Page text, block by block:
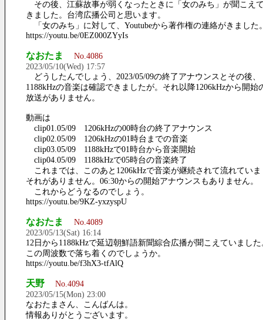
その後、江蘇故事が弱くなったときに「女のみち」が聞こえ
きました。台湾広播公司と思います。
「女のみち」に対して、Youtubeから著作権の連絡がきました
https://youtu.be/0EZ000ZYyIs
なおたま
No.4086
2023/05/10(Wed) 17:57
どうしたんでしょう、2023/05/09の終了アナウンスとその後、
1188kHzの音楽は確認できましたが。それ以降1206kHzから開始
放送がありません。
動画は
clip01.05/09 1206kHzの00時台の終了アナウンス
clip02.05/09 1206kHzの01時台までの音楽
clip03.05/09 1188kHzで01時台から音楽開始
clip04.05/09 1188kHzで05時台の音楽終了
これまでは、このあと1206kHzで音楽が継続されて流れていま
それがありません。06:30からの開始アナウンスもありません。
これからどうなるのでしょう。
https://youtu.be/9KZ-yxzyspU
なおたま
No.4089
2023/05/13(Sat) 16:14
12日から1188kHzで延辺朝鮮語新聞綜合広播が聞こえていました
この周波数で落ち着くのでしょうか。
https://youtu.be/f3hX3-tfAlQ
天野
No.4094
2023/05/15(Mon) 23:00
なおたまさん、こんばんは。
情報ありがとうございます。